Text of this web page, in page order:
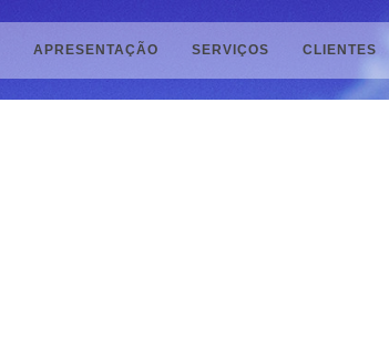
APRESENTAÇÃO SERVIÇOS CLIENTES